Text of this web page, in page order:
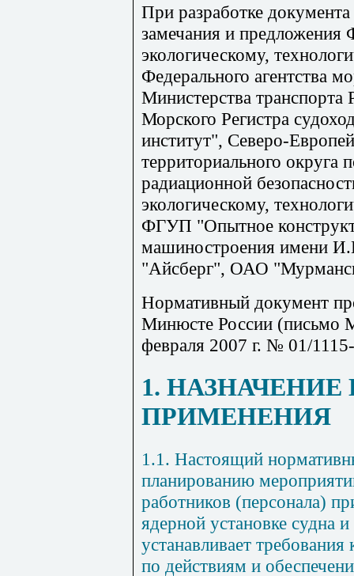
При разработке
замечания и
экологическому,
Федерального агентства
Министерства транспорта
Морского Регистра
институт", Северо-
территориального округа
радиационной
экологическому,
ФГУП "Опытное
машиностроения имени
"Айсберг", ОАО
Нормативный документ
Минюсте России (письмо
февраля 2007 г. № 01/
1. НАЗНАЧЕНИЕ
ПРИМЕНЕНИЯ
1.1. Настоящий
планированию
работников (персонала)
ядерной установке судна
устанавливает
по действиям и